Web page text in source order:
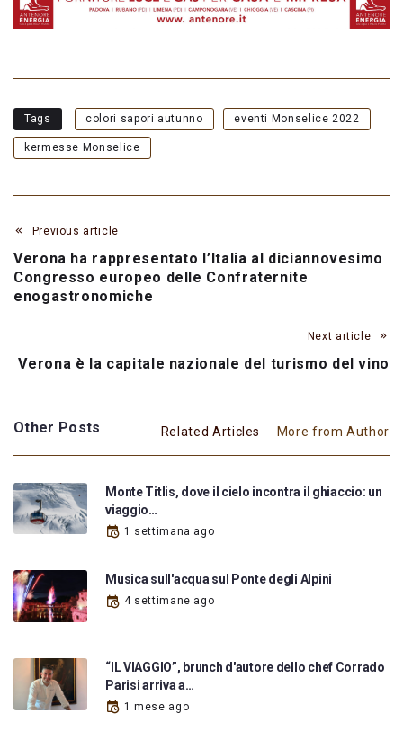
Tags colori sapori autunno eventi Monselice 2022
kermesse Monselice
Previous article
Verona ha rappresentato l’Italia al diciannovesimo
Congresso europeo delle Confraternite
enogastronomiche
Next article
Verona è la capitale nazionale del turismo del vino
Other Posts Related Articles More from Author
Monte Titlis, dove il cielo incontra il ghiaccio: un
viaggio…
1 settimana ago
Musica sull'acqua sul Ponte degli Alpini
4 settimane ago
“IL VIAGGIO”, brunch d'autore dello chef Corrado
Parisi arriva a…
1 mese ago